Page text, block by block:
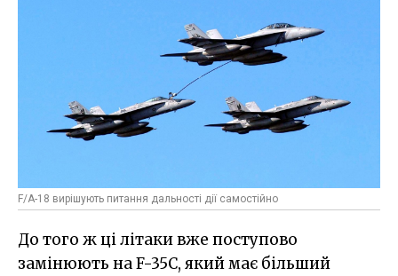
F/A-18 вирішують питання дальності дії самостійно
До того ж ці літаки вже поступово
замінюють на F-35C, який має більший